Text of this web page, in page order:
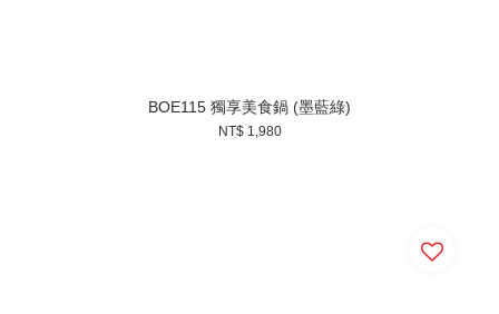
BOE115 獨享美食鍋 (墨藍綠)
NT$ 1,980